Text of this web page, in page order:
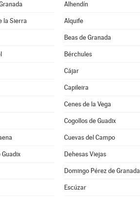
Alhendín
la Sierra Alquife
Beas de Granada
Bérchules
Cájar
Capileira
Cenes de la Vega
Cogollos de Guadix
Cuevas del Campo
Guadix Dehesas Viejas
Domingo Pérez de Granada
Escúzar